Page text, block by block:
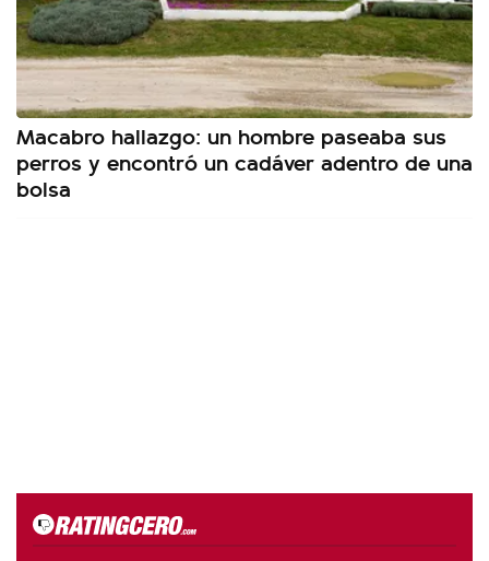
Macabro hallazgo: un hombre paseaba sus
perros y encontró un cadáver adentro de una
bolsa